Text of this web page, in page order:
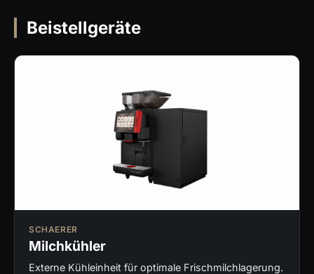
Beistellgeräte
SCHAERER
Milchkühler
Externe Kühleinheit für optimale Frischmilchlagerung.